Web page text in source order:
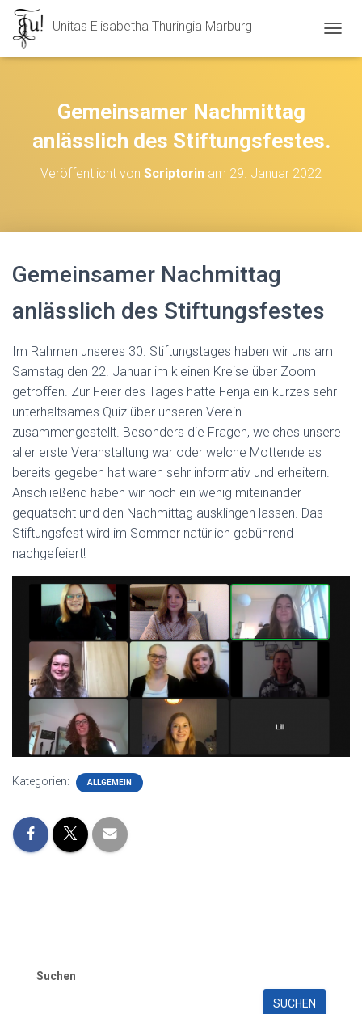
Unitas Elisabetha Thuringia Marburg
A
Gemeinsamer Nachmittag
anlässlich des Stiftungsfestes.
Veröffentlicht von Scriptorin am 29. Januar 2022
Gemeinsamer Nachmittag
anlässlich des Stiftungsfestes
Im Rahmen unseres 30. Stiftungstages haben wir uns am
Samstag den 22. Januar im kleinen Kreise über Zoom
getroffen. Zur Feier des Tages hatte Fenja ein kurzes sehr
unterhaltsames Quiz über unseren Verein
zusammengestellt. Besonders die Fragen, welches unsere
aller erste Veranstaltung war oder welche Mottende es
bereits gegeben hat waren sehr informativ und erheitern.
Anschließend haben wir noch ein wenig miteinander
gequatscht und den Nachmittag ausklingen lassen. Das
Stiftungsfest wird im Sommer natürlich gebührend
nachgefeiert!
Kategorien: ALLGEMEIN
Suchen
SUCHEN